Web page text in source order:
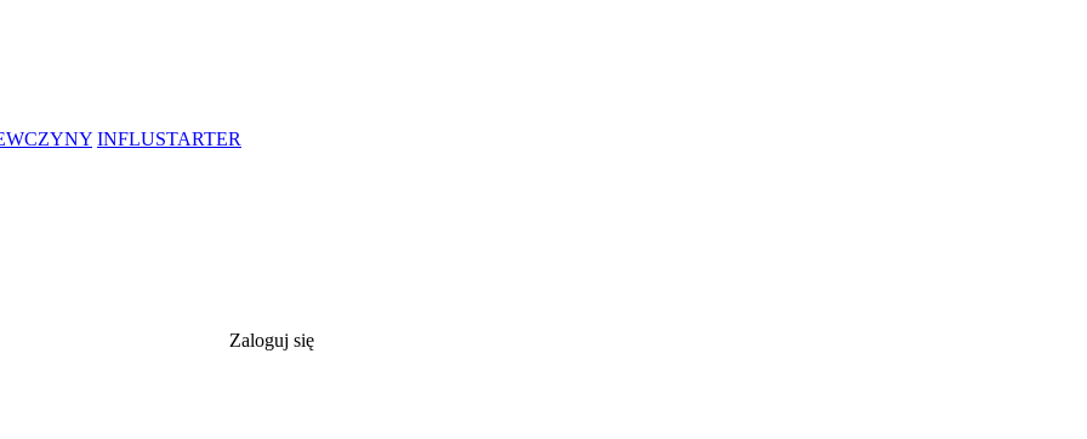
INFLUSTARTER
Zaloguj się